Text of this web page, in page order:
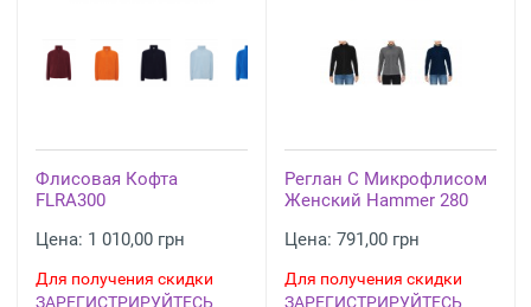
Флисовая Кофта
FLRA300
Цена: 1 010,00 грн
Для получения скидки
ЗАРЕГИСТРИРУЙТЕСЬ
Реглан С Микрофлисом
Женский Hammer 280
Цена: 791,00 грн
Для получения скидки
ЗАРЕГИСТРИРУЙТЕСЬ